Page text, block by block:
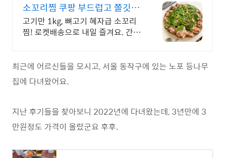
소꼬리찜 쿠팡 부드럽고 쫄깃한
식감
고기만 1kg, 뼈고기 혜자급 소꼬리
찜! 로켓배송으로 내일 즐겨요. 간편
최근에 어르신들을 모시고, 서울 동작구에 있는 노포 등나무
집에 다녀왔어요.
지난 후기들을 찾아보니 2022년에 다녀왔는데, 3년만에 3
만원정도 가격이 올랐군요 후후.